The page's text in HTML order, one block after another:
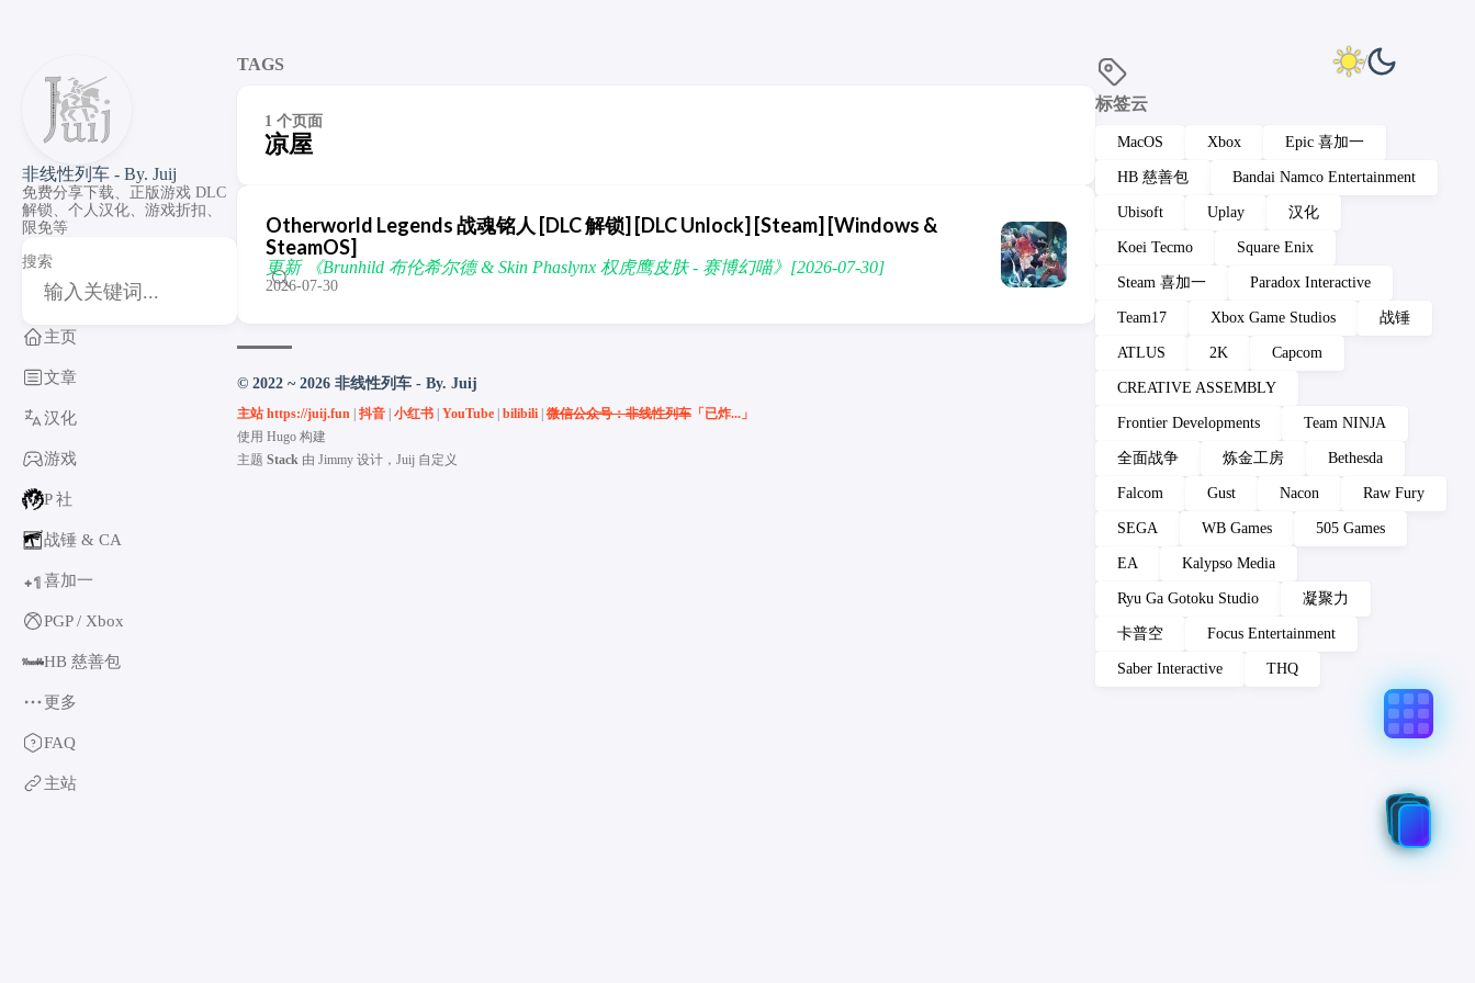
非线性列车 - By. Juij
免费分享下载、正版游戏 DLC
解锁、个人汉化、游戏折扣、
限免等
搜索
主页
文章
汉化
游戏
P 社
战锤 & CA
+1喜加一
PGP / Xbox
HB 慈善包
更多
FAQ
主站
标签云
MacOS Xbox Epic 喜加一
HB 慈善包 Bandai Namco Entertainment
Ubisoft Uplay 汉化
Koei Tecmo Square Enix
Steam 喜加一 Paradox Interactive
Team17 Xbox Game Studios 战锤
ATLUS 2K Capcom
CREATIVE ASSEMBLY
Frontier Developments Team NINJA
全面战争 炼金工房 Bethesda
Falcom Gust Nacon Raw Fury
SEGA WB Games 505 Games
EA Kalypso Media
Ryu Ga Gotoku Studio 凝聚力
卡普空 Focus Entertainment
Saber Interactive THQ
TAGS
1 个页面
凉屋
Otherworld Legends 战魂铭人 [DLC 解锁] [DLC Unlock] [Steam] [Windows &
SteamOS]
更新 《Brunhild 布伦希尔德 & Skin Phaslynx 权虎鹰皮肤 - 赛博幻喵》[2026-07-30]
2026-07-30
© 2022 ~ 2026 非线性列车 - By. Juij
主站 https://juij.fun| 抖音| 小红书| YouTube| bilibili|微信公众号：非线性列车「已炸...」
使用 Hugo构建
主题 Stack由 Jimmy设计，Juij 自定义